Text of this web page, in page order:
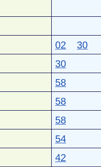
02 30
30
58
58
58
54
42